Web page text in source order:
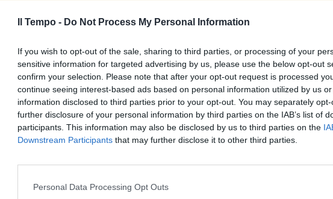
Il Tempo - Do Not Process My Personal Information
If you wish to opt-out of the sale, sharing to third parties, or processing of your
sensitive information for targeted advertising by us, please use the below opt-out
confirm your selection. Please note that after your opt-out request is processed
continue seeing interest-based ads based on personal information utilized by us
information disclosed to third parties prior to your opt-out. You may separately
further disclosure of your personal information by third parties on the IAB’s list of
participants. This information may also be disclosed by us to third parties on the
Downstream Participants that may further disclose it to other third parties.
Personal Data Processing Opt OutsTrump, Meloni e la strategia